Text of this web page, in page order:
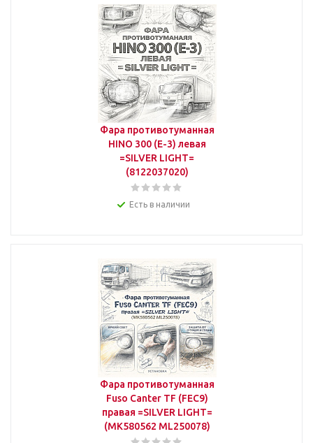
Фара противотуманная
HINO 300 (E-3) левая
=SILVER LIGHT=
(8122037020)
Есть в наличии
Фара противотуманная
Fuso Canter TF (FEC9)
правая =SILVER LIGHT=
(MK580562 ML250078)